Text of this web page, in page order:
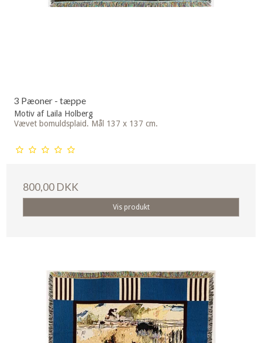
3 Pæoner - tæppe
Motiv af Laila Holberg
Vævet bomuldsplaid. Mål 137 x 137 cm.
800,00 DKK
Vis produkt